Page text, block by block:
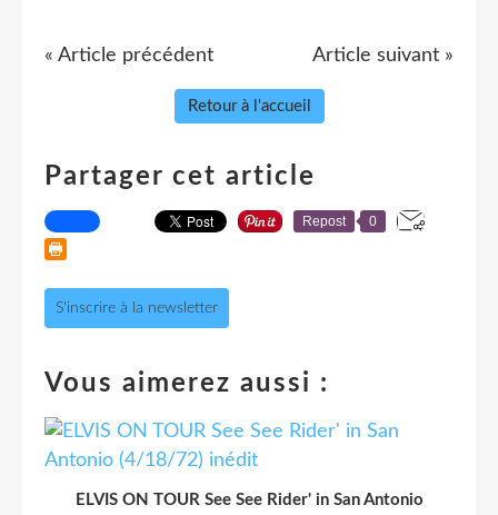
« Article précédent Article suivant »
Retour à l'accueil
Partager cet article
Repost 0
S'inscrire à la newsletter
Vous aimerez aussi :
ELVIS ON TOUR See See Rider' in San Antonio